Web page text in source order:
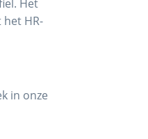
Het
HR-
in onze